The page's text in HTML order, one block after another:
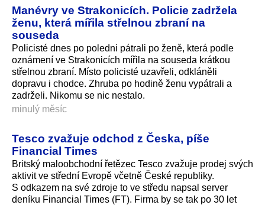
Manévry ve Strakonicích. Policie zadržela
ženu, která mířila střelnou zbraní na
souseda
Policisté dnes po poledni pátrali po ženě, která podle
oznámení ve Strakonicích mířila na souseda krátkou
střelnou zbraní. Místo policisté uzavřeli, odkláněli
dopravu i chodce. Zhruba po hodině ženu vypátrali a
zadrželi. Nikomu se nic nestalo.
minulý měsíc
Tesco zvažuje odchod z Česka, píše
Financial Times
Britský maloobchodní řetězec Tesco zvažuje prodej svých
aktivit ve střední Evropě včetně České republiky.
S odkazem na své zdroje to ve středu napsal server
deníku Financial Times (FT). Firma by se tak po 30 let